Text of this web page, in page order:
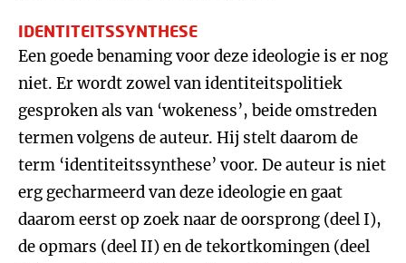
IDENTITEITSSYNTHESE
Een goede benaming voor deze ideologie is er nog
niet. Er wordt zowel van identiteitspolitiek
gesproken als van ‘wokeness’, beide omstreden
termen volgens de auteur. Hij stelt daarom de
term ‘identiteitssynthese’ voor. De auteur is niet
erg gecharmeerd van deze ideologie en gaat
daarom eerst op zoek naar de oorsprong (deel I),
de opmars (deel II) en de tekortkomingen (deel